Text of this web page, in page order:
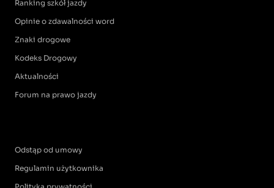
Ranking szkół jazdy
Opinie o zdawalności word
Znaki drogowe
Kodeks Drogowy
Aktualności
Forum na prawo jazdy
Odstąp od umowy
Regulamin użytkownika